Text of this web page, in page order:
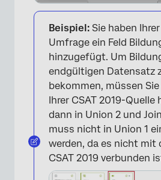
Beispiel: Sie haben
Umfrage ein Feld
hinzugefügt. Um
endgültigen Datensatz
bekommen, müssen
Ihrer CSAT 2019-
dann in Union 2 und
muss nicht in Union 1
werden, da es nicht mit
CSAT 2019 verbunden